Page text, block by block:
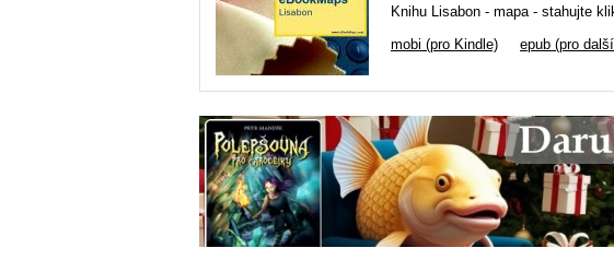
Knihu Lisabon - mapa - stahujte
mobi (pro Kindle)
epub (pro